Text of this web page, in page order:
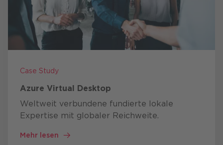
Case Study
Azure Virtual Desktop
Weltweit verbundene fundierte lokale
Expertise mit globaler Reichweite.
Mehr lesen